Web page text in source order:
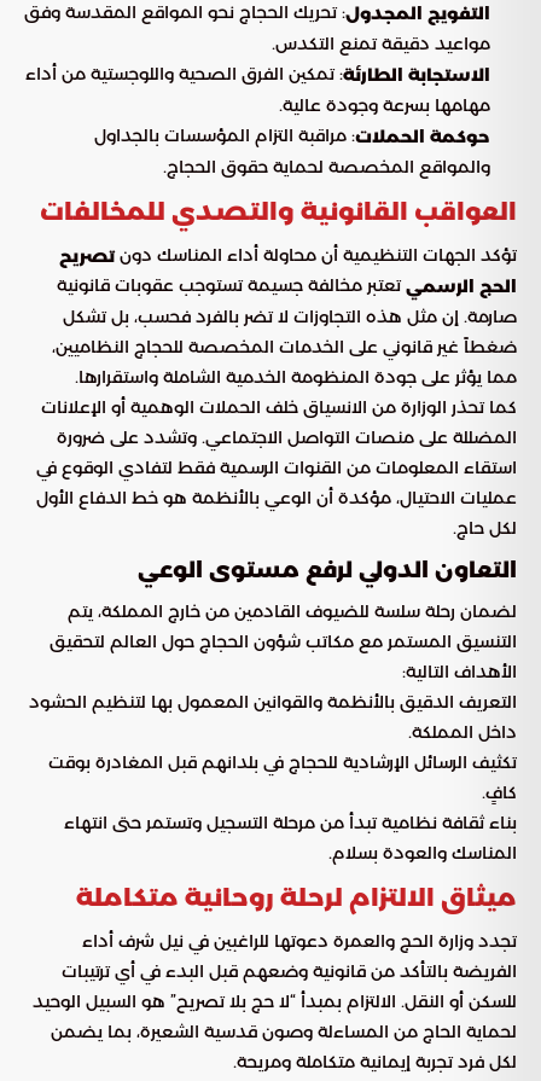
التفويج المجدول: تحريك الحجاج نحو المواقع المقدسة وفق
مواعيد دقيقة تمنع التكدس.
الاستجابة الطارئة: تمكين الفرق الصحية واللوجستية من أداء
مهامها بسرعة وجودة عالية.
حوكمة الحملات: مراقبة التزام المؤسسات بالجداول
والمواقع المخصصة لحماية حقوق الحجاج.
العواقب القانونية والتصدي للمخالفات
تؤكد الجهات التنظيمية أن محاولة أداء المناسك دونتصريح
الحج الرسميتعتبر مخالفة جسيمة تستوجب عقوبات قانونية
صارمة. إن مثل هذه التجاوزات لا تضر بالفرد فحسب، بل تشكل
ضغطاً غير قانوني على الخدمات المخصصة للحجاج النظاميين،
مما يؤثر على جودة المنظومة الخدمية الشاملة واستقرارها.
كما تحذر الوزارة من الانسياق خلف الحملات الوهمية أو الإعلانات
المضللة على منصات التواصل الاجتماعي. وتشدد على ضرورة
استقاء المعلومات من القنوات الرسمية فقط لتفادي الوقوع في
عمليات الاحتيال، مؤكدة أن الوعي بالأنظمة هو خط الدفاع الأول
لكل حاج.
التعاون الدولي لرفع مستوى الوعي
لضمان رحلة سلسة للضيوف القادمين من خارج المملكة، يتم
التنسيق المستمر مع مكاتب شؤون الحجاج حول العالم لتحقيق
الأهداف التالية:
التعريف الدقيق بالأنظمة والقوانين المعمول بها لتنظيم الحشود
داخل المملكة.
تكثيف الرسائل الإرشادية للحجاج في بلدانهم قبل المغادرة بوقت
كافٍ.
بناء ثقافة نظامية تبدأ من مرحلة التسجيل وتستمر حتى انتهاء
المناسك والعودة بسلام.
ميثاق الالتزام لرحلة روحانية متكاملة
تجدد وزارة الحج والعمرة دعوتها للراغبين في نيل شرف أداء
الفريضة بالتأكد من قانونية وضعهم قبل البدء في أي ترتيبات
للسكن أو النقل. الالتزام بمبدأ “لا حج بلا تصريح” هو السبيل الوحيد
لحماية الحاج من المساءلة وصون قدسية الشعيرة، بما يضمن
لكل فرد تجربة إيمانية متكاملة ومريحة.